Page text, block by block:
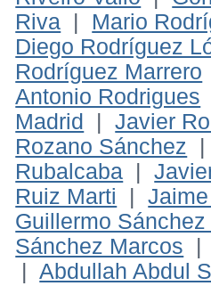
Riva
Mario
Diego Rodríguez
Rodríguez Marrero
Antonio Rodrigues
Madrid
|Javier
Rozano Sánchez
Rubalcaba |
Ruiz Marti |
Guillermo Sánchez
Sánchez Marcos
|Abdullah Abdul